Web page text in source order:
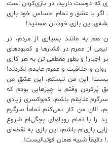
که دوست دارید، در بازی‌کردن است
با عشق و تمام احساس خود بازی
این بازی خودتان هستید!
به مانند بسیاری از مردم، در
از عمرم در فشارها و کمبودهای
اجبار! و بطور مقطعی تن به هر کاری
و خلاقیت و عمرم عایدم نکردند!
این من نیستم، این عشقِ من
وقتم با چیزهایی بودم که
علایقم باشم. کم‌وکسری زیادی
الان من کار نمی‌کنم تماماً سرگرم
را با تمام رویاهای بچگی‌ام شروع
بازی‌ام باشم، این بازی به نقطه‌ای
دقیقاً شبیه همان فوتبالیست!